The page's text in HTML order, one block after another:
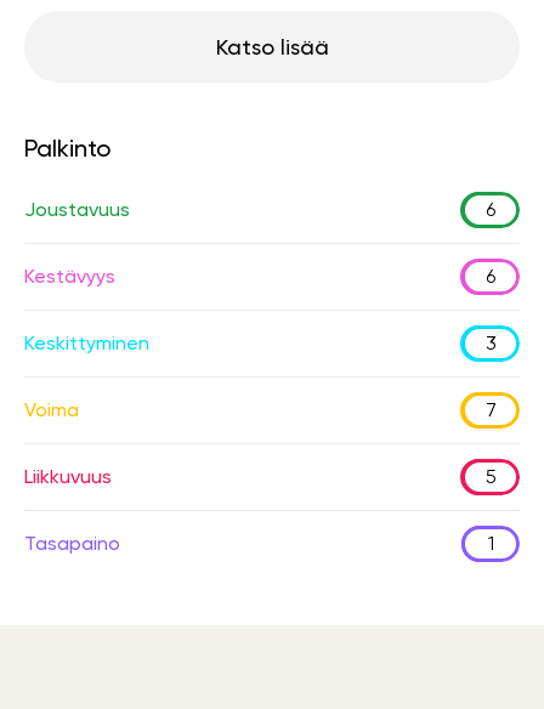
Katso lisää
Palkinto
Joustavuus 6
Kestävyys 6
Keskittyminen 3
Voima 7
Liikkuvuus 5
Tasapaino 1